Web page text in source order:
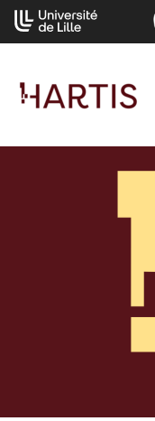
Aller
au
contenu
Cookies management